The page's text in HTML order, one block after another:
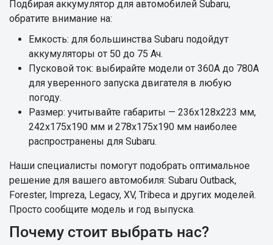
Подбирая аккумулятор для автомобилей Subaru,
обратите внимание на:
Емкость: для большинства Subaru подойдут
аккумуляторы от 50 до 75 Ач.
Пусковой ток: выбирайте модели от 360А до 780А
для уверенного запуска двигателя в любую
погоду.
Размер: учитывайте габариты — 236x128x223 мм,
242х175х190 мм и 278х175х190 мм наиболее
распространены для Subaru.
Наши специалисты помогут подобрать оптимальное
решение для вашего автомобиля: Subaru Outback,
Forester, Impreza, Legacy, XV, Tribeca и других моделей.
Просто сообщите модель и год выпуска.
Почему стоит выбрать нас?